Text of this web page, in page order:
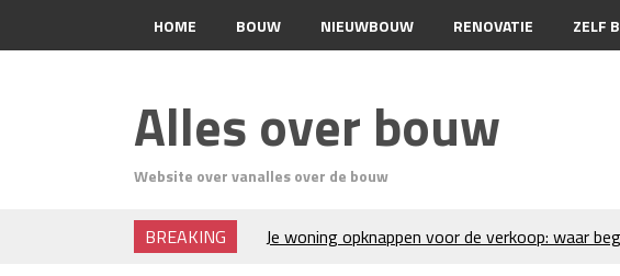
HOME BOUW NIEUWBOUW RENOVATIE ZELF
Alles over bouw
Website over vanalles over de bouw
BREAKING
Je woning opknappen voor de verkoop: waar